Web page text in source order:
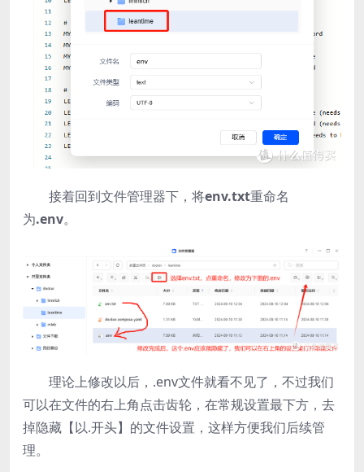
接着回到文件管理器下，将env.txt重命名
为.env。
理论上修改以后，.env文件就看不见了，不过我们
可以在文件的右上角点击齿轮，在常规设置最下方，去
掉隐藏【以.开头】的文件设置，这样方便我们后续管
理。